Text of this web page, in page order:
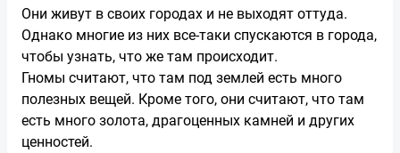
Они живут в своих городах и не выходят оттуда.
Однако многие из них все-таки спускаются в города,
чтобы узнать, что же там происходит.
Гномы считают, что там под землей есть много
полезных вещей. Кроме того, они считают, что там
есть много золота, драгоценных камней и других
ценностей.